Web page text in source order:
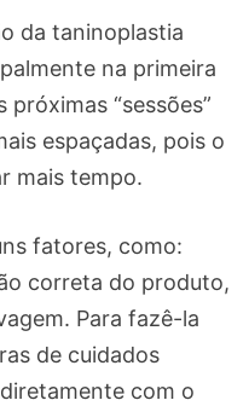
da taninoplastia
na primeira
“sessões”
espaçadas, pois o
mais tempo.
fatores, como:
correta do produto,
Para fazê-la
de cuidados
com o